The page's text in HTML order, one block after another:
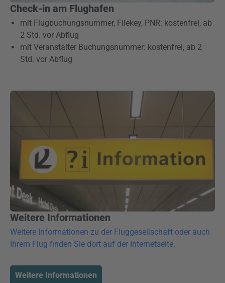
Check-in am Flughafen
mit Flugbuchungsnummer, Filekey, PNR: kostenfrei, ab
2 Std. vor Abflug
mit Veranstalter Buchungsnummer: kostenfrei, ab 2
Std. vor Abflug
Weitere Informationen
Weitere Informationen zu der Fluggesellschaft oder auch
Ihrem Flug finden Sie dort auf der Internetseite.
Weitere Informationen